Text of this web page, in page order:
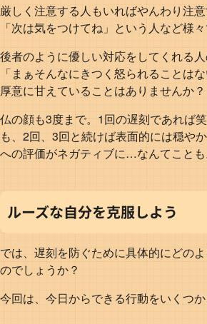
厳しく注意する人もいればやんわり注
「次は気をつけてね」という人など様々
後者のように優しい対応をしてくれる
「まぁそんなにきつく怒られることは
厚意に甘えていることはありませんか？
仏の顔も3度まで。1回の遅刻であれば
も、2回、3回と続けば表面的には穏や
への評価がネガティブに…なんてことも
ルーズな自分を克服しよう
では、遅刻を防ぐために具体的にどの
のでしょうか？
今回は、今日からできる行動をいくつか